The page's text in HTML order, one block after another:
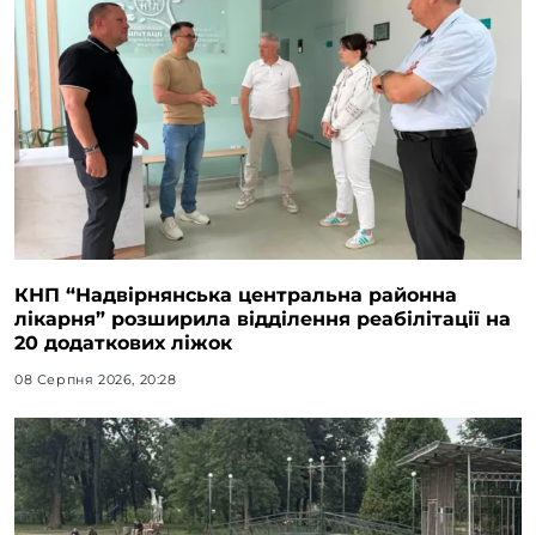
КНП “Надвірнянська центральна районна
лікарня” розширила відділення реабілітації на
20 додаткових ліжок
08 Серпня 2026, 20:28